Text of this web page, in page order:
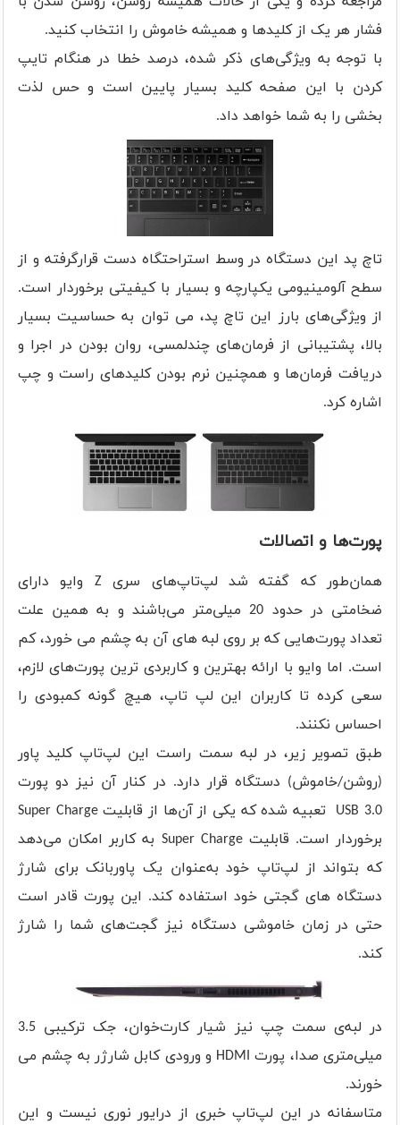
فشار هر یک از کلیدها و همیشه خاموش را انتخاب کنید.
با توجه به ویژگی‌های ذکر شده، درصد خطا در هنگام تایپ
کردن با این صفحه کلید بسیار پایین است و حس لذت
بخشی را به شما خواهد داد.
تاچ پد این دستگاه در وسط استراحتگاه دست قرارگرفته و از
سطح آلومینیومی یکپارچه و بسیار با کیفیتی برخوردار است.
از ویژگی‌های بارز این تاچ پد، می توان به حساسیت بسیار
بالا، پشتیبانی از فرمان‌های چندلمسی، روان بودن در اجرا و
دریافت فرمان‌ها و همچنین نرم بودن کلیدهای راست و چپ
اشاره کرد.
پورت‌ها و اتصالات
همان‌طور که گفته شد لپ‌تاپ‌های سری Z وایو دارای
ضخامتی در حدود 20 میلی‌متر می‌باشند و به همین علت
تعداد پورت‌هایی که بر روی لبه های آن به چشم می خورد، کم
است. اما وایو با ارائه بهترین و کاربردی ترین پورت‌های لازم،
سعی کرده تا کاربران این لپ تاپ، هیچ گونه کمبودی را
احساس نکنند.
طبق تصویر زیر، در لبه سمت راست این لپ‌تاپ کلید پاور
(روشن/خاموش) دستگاه قرار دارد. در کنار آن نیز دو پورت
USB 3.0 تعبیه شده که یکی از آن‌ها از قابلیت Super Charge
برخوردار است. قابلیت Super Charge به کاربر امکان می‌دهد
که بتواند از لپ‌تاپ خود به‌عنوان یک پاوربانک برای شارژ
دستگاه های گجتی خود استفاده کند. این پورت قادر است
حتی در زمان خاموشی دستگاه نیز گجت‌های شما را شارژ
کند.
در لبه‌ی سمت چپ نیز شیار کارت‌خوان، جک ترکیبی 3.5
میلی‌متری صدا، پورت HDMI و ورودی کابل شارژر به چشم می
خورند.
متاسفانه در این لپ‌تاپ خبری از درایور نوری نیست و این